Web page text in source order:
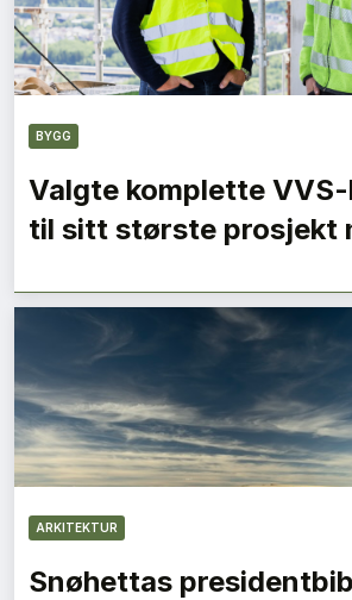
BYGG
Valgte komplette
til sitt største prosjekt
ARKITEKTUR
Snøhettas